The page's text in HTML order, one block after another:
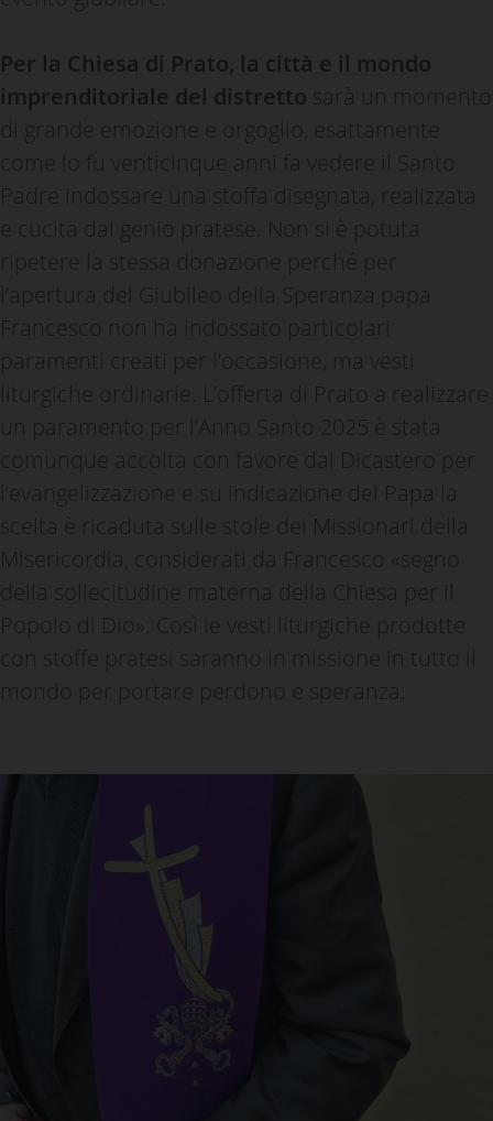
Per la Chiesa di Prato, la città e il mondo
imprenditoriale del distretto sarà un momento
di grande emozione e orgoglio, esattamente
come lo fu venticinque anni fa vedere il Santo
Padre indossare una stoffa disegnata, realizzata
e cucita dal genio pratese. Non si è potuta
ripetere la stessa donazione perché per
l’apertura del Giubileo della Speranza papa
Francesco non ha indossato particolari
paramenti creati per l’occasione, ma vesti
liturgiche ordinarie. L’offerta di Prato a realizzare
un paramento per l’Anno Santo 2025 è stata
comunque accolta con favore dal Dicastero per
l’evangelizzazione e su indicazione del Papa la
scelta è ricaduta sulle stole dei Missionari della
Misericordia, considerati da Francesco «segno
della sollecitudine materna della Chiesa per il
Popolo di Dio». Così le vesti liturgiche prodotte
con stoffe pratesi saranno in missione in tutto il
mondo per portare perdono e speranza.